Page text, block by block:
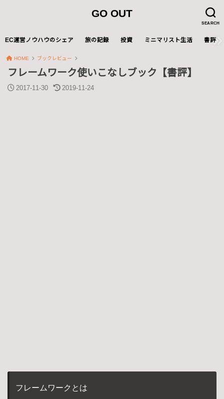
SEARCH
GO OUT
EC運営ノウハウのシェア 旅の記録 投資 ミニマリスト生活 書評
HOME ブックレビュー
フレームワーク使いこなしブック【書評】
2017-11-30 2019-11-24
フレームワークとは